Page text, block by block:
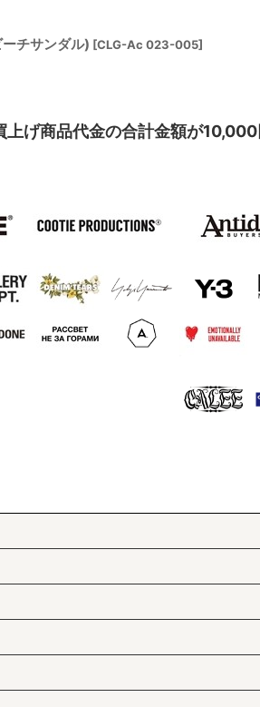
チサンダル) [CLG-Ac 023-005]
げ商品代金の合計金額が